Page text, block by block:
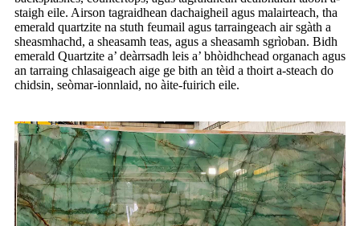
staigh eile. Airson tagraidhean dachaigheil agus malairteach, tha
emerald quartzite na stuth feumail agus tarraingeach air sgàth a
sheasmhachd, a sheasamh teas, agus a sheasamh sgrìoban. Bidh
emerald Quartzite a’ deàrrsadh leis a’ bhòidhchead organach agus
an tarraing chlasaigeach aige ge bith an tèid a thoirt a-steach do
chidsin, seòmar-ionnlaid, no àite-fuirich eile.